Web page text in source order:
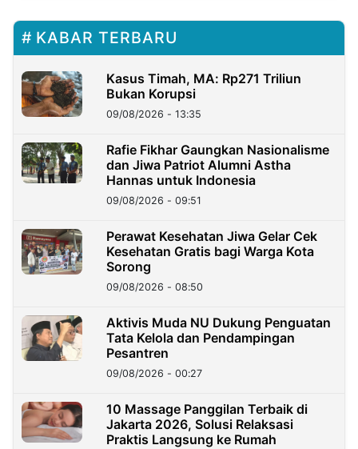
KABAR TERBARU
Kasus Timah, MA: Rp271 Triliun
Bukan Korupsi
09/08/2026 - 13:35
Rafie Fikhar Gaungkan Nasionalisme
dan Jiwa Patriot Alumni Astha
Hannas untuk Indonesia
09/08/2026 - 09:51
Perawat Kesehatan Jiwa Gelar Cek
Kesehatan Gratis bagi Warga Kota
Sorong
09/08/2026 - 08:50
Aktivis Muda NU Dukung Penguatan
Tata Kelola dan Pendampingan
Pesantren
09/08/2026 - 00:27
10 Massage Panggilan Terbaik di
Jakarta 2026, Solusi Relaksasi
Praktis Langsung ke Rumah